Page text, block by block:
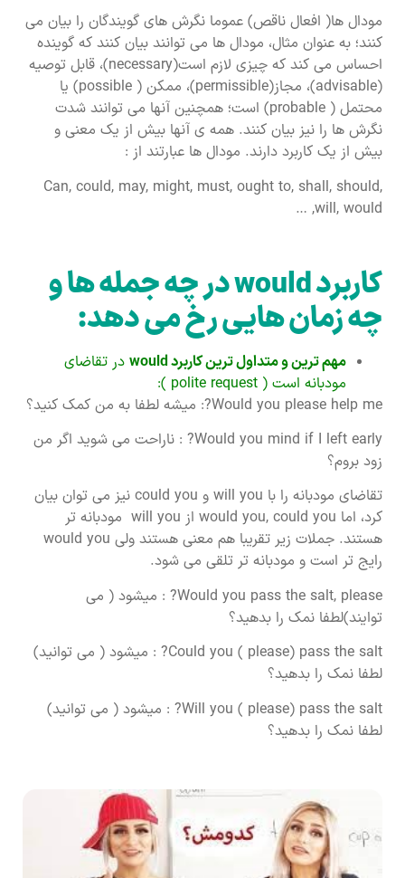
مودال ها( افعال ناقص) عموما نگرش های گویندگان را بیان می
کنند؛ به عنوان مثال، مودال ها می توانند بیان کنند که گوینده
احساس می کند که چیزی لازم است(necessary)، قابل توصیه
(advisable)، مجاز(permissible)، ممکن ( possible) یا
محتمل ( probable) است؛ همچنین آنها می توانند شدت
نگرش ها را نیز بیان کنند. همه ی آنها بیش از یک معنی و
بیش از یک کاربرد دارند. مودال ها عبارتند از :
Can, could, may, might, must, ought to, shall, should,
will, would, …
کاربردwouldدر چه جمله ها و
چه زمان هایی رخ می دهد:
مهم ترین و متداول ترین کاربردwould در تقاضای
مودبانه است ( polite request ):
Would you please help me?: میشه لطفا به من کمک کنید؟
Would you mind if I left early? : ناراحت می شوید اگر من
زود بروم؟
تقاضای مودبانه را با will you و could you نیز می توان بیان
کرد، اما would you, could you از will you مودبانه تر
هستند. جملات زیر تقریبا هم معنی هستند ولی would you
رایج تر است و مودبانه تر تلقی می شود.
Would you pass the salt, please? : میشود ( می
توایند)لطفا نمک را بدهید؟
Could you ( please) pass the salt? : میشود ( می توانید)
لطفا نمک را بدهید؟
Will you ( please) pass the salt? : میشود ( می توانید)
لطفا نمک را بدهید؟